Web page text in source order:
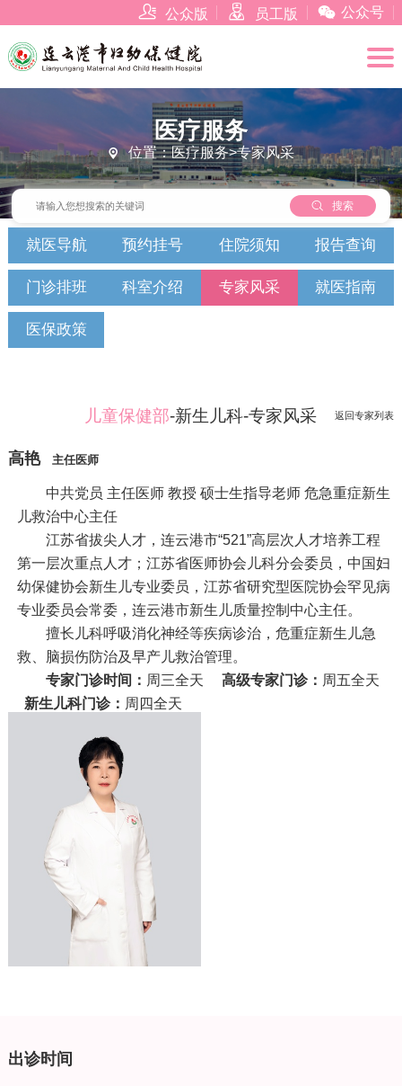
 公众版  员工版  公众号
 搜索
医疗服务
 位置：医疗服务>专家风采
就医导航 预约挂号 住院须知 报告查询
门诊排班 科室介绍 专家风采 就医指南
医保政策
儿童保健部-新生儿科-专家风采 返回专家列表
高艳 主任医师
中共党员 主任医师 教授 硕士生指导老师 危急重症新生
儿救治中心主任
江苏省拔尖人才，连云港市“521”高层次人才培养工程
第一层次重点人才；江苏省医师协会儿科分会委员，中国妇
幼保健协会新生儿专业委员，江苏省研究型医院协会罕见病
专业委员会常委，连云港市新生儿质量控制中心主任。
擅长儿科呼吸消化神经等疾病诊治，危重症新生儿急
救、脑损伤防治及早产儿救治管理。
专家门诊时间： 周三全天 高级专家门诊： 周五全天
新生儿科门诊： 周四全天
出诊时间